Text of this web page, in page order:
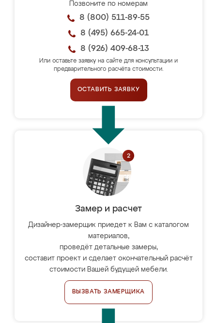
Позвоните по номерам
8 (800) 511-89-55
8 (495) 665-24-01
8 (926) 409-68-13
Или оставьте заявку на сайте для консультации и
предварительного расчёта стоимости.
ОСТАВИТЬ ЗАЯВКУ
Замер и расчет
Дизайнер-замерщик приедет к Вам с каталогом
материалов,
проведёт детальные замеры,
составит проект и сделает окончательный расчёт
стоимости Вашей будущей мебели.
ВЫЗВАТЬ ЗАМЕРЩИКА